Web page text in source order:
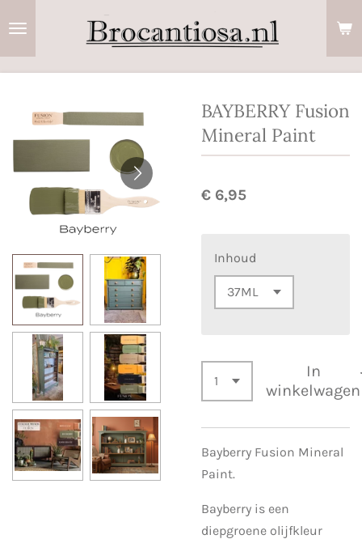
BAYBERRY Fusion
Mineral Paint
€ 6,95
Inhoud
In
winkelwagen
Bayberry Fusion Mineral
Paint.
Bayberry is een
diepgroene olijfkleur